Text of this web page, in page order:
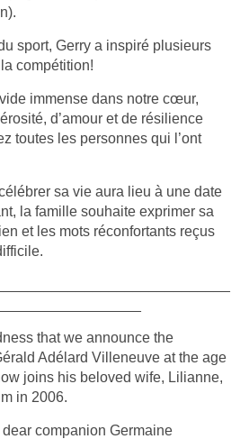
sport, Gerry a inspiré plusieurs
compétition!
immense dans notre cœur,
d’amour et de résilience
toutes les personnes qui l’ont
sa vie aura lieu à une date
la famille souhaite exprimer sa
et les mots réconfortants reçus
that we announce the
Adélard Villeneuve at the age
joins his beloved wife, Lilianne,
in 2006.
companion Germaine